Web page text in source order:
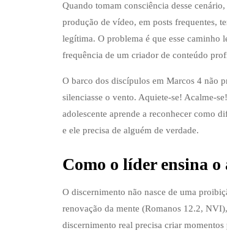
Quando tomam consciência desse
produção de vídeo, em posts frequentes,
legítima. O problema é que esse caminho
frequência de um criador de conteúdo
O barco dos discípulos em Marcos 4 não
silenciasse o vento. Aquiete-se! Acalme-
adolescente aprende a reconhecer como
e ele precisa de alguém de verdade.
Como o líder ensina
O discernimento não nasce de uma
renovação da mente (Romanos 12.2,
discernimento real precisa criar